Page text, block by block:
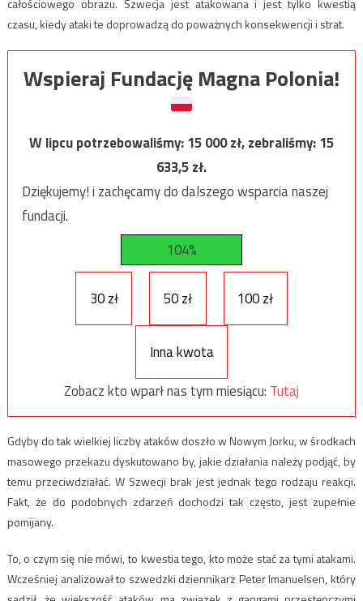
całościowego obrazu. Szwecja jest atakowana i jest tylko kwestią
czasu, kiedy ataki te doprowadzą do poważnych konsekwencji i strat.
Wspieraj Fundację Magna Polonia!
W lipcu potrzebowaliśmy:15 000zł, zebraliśmy:15
633,5zł.
Dziękujemy! i zachęcamy do dalszego wsparcia naszej
fundacji.
104%
30 zł 50 zł 100 zł
Inna kwota
Zobacz kto wparł nas tym miesiącu: Tutaj
Gdyby do tak wielkiej liczby ataków doszło w Nowym Jorku, w środkach
masowego przekazu dyskutowano by, jakie działania należy podjąć, by
temu przeciwdziałać. W Szwecji brak jest jednak tego rodzaju reakcji.
Fakt, że do podobnych zdarzeń dochodzi tak często, jest zupełnie
pomijany.
To, o czym się nie mówi, to kwestia tego, kto może stać za tymi atakami.
Wcześniej analizował to szwedzki dziennikarz Peter Imanuelsen, który